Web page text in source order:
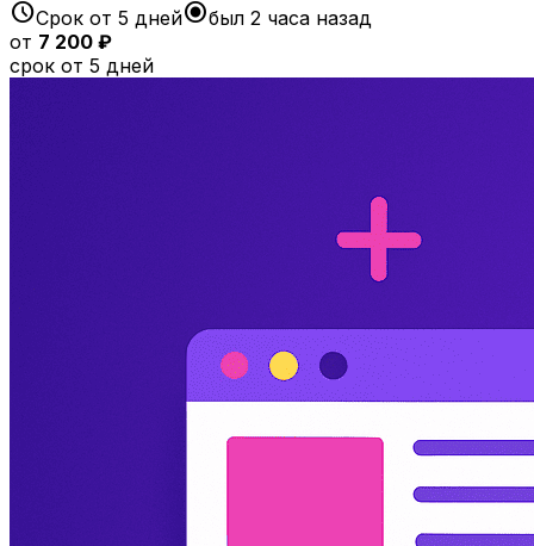
scheduleСрок от 5 днейradio_button_checkedбыл 2 часа назад
от 7 200 ₽
срок от 5 дней